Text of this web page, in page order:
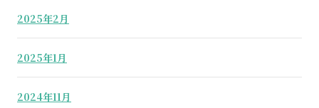
2025年2月
2025年1月
2024年11月